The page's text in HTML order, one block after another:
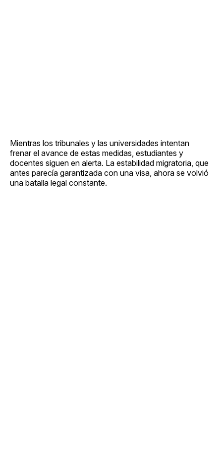
Mientras los tribunales y las universidades intentan
frenar el avance de estas medidas, estudiantes y
docentes siguen en alerta. La estabilidad migratoria, que
antes parecía garantizada con una visa, ahora se volvió
una batalla legal constante.